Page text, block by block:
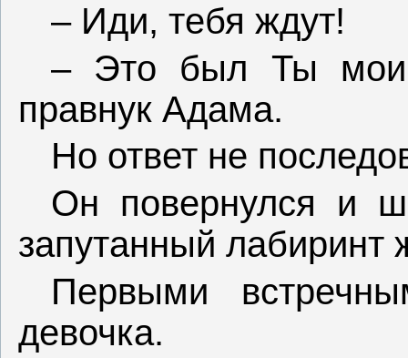
– Иди, тебя ждут!
– Это был Ты
правнук Адама.
Но ответ не
Он повернулся и
запутанный лабиринт
Первыми
девочка.